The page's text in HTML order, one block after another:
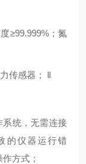
≥99.999%；氮
传感器； ll
系统，无需连接
的仪器运行错
方式；